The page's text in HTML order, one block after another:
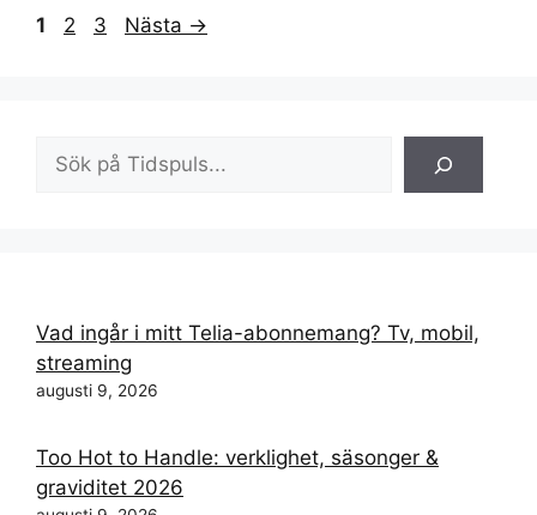
Sida
1 Sida
2 Sida
3 Nästa →
Sök
Vad ingår i mitt Telia-abonnemang? Tv, mobil,
streaming
augusti 9, 2026
Too Hot to Handle: verklighet, säsonger &
graviditet 2026